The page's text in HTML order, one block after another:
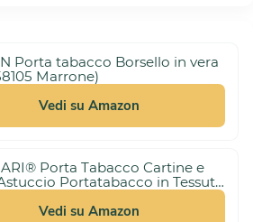
Porta tabacco Borsello in vera
Marrone)
Vedi su Amazon
Porta Tabacco Cartine e
Portatabacco in Tessuto
a Mano - Porta Tabacco
Uomo (Pindot - Black)
Vedi su Amazon